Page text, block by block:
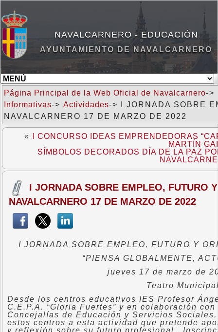
NAVALCARNERO - EDUCACIÓN
AYUNTAMIENTO DE NAVALCARNERO
Página Principal de la Web Oficial de Navalcarnero->
Informativas-> Actividades-> I JORNADA SOBRE
NAVALCARNERO 17 DE MARZO DE 2022
«
I CONCURSO IDEAS EMPRENDEDORAS
MARTÍN
SÍMBOLOS DECORADOS DÍA DE LA PAZ
I JORNADA SOBRE EMPLEO, FUTURO
NAVALCARNERO 17 DE MARZO DE 2022
I JORNADA SOBRE EMPLEO, FUTURO Y
“PIENSA GLOBALMENTE,
jueves 17 de marzo de
Teatro
Desde los centros educativos IES Profesor
C.E.P.A. “Gloria Fuertes” y en colaboración
Concejalías de Educación y Servicios
estos centros a esta actividad que pretende
y reflexión sobre su futuro profesional.